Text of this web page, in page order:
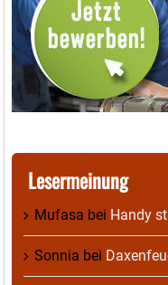
Lesermeinung
Mufasa bei Handy
Sonnia bei